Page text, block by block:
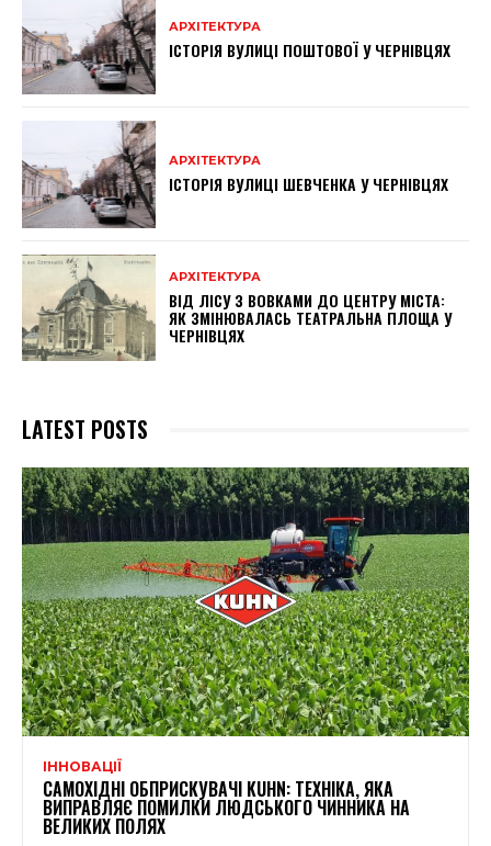
АРХІТЕКТУРА
ІСТОРІЯ ВУЛИЦІ ПОШТОВОЇ У ЧЕРНІВЦЯХ
АРХІТЕКТУРА
ІСТОРІЯ ВУЛИЦІ ШЕВЧЕНКА У ЧЕРНІВЦЯХ
АРХІТЕКТУРА
ВІД ЛІСУ З ВОВКАМИ ДО ЦЕНТРУ МІСТА:
ЯК ЗМІНЮВАЛАСЬ ТЕАТРАЛЬНА ПЛОЩА У
ЧЕРНІВЦЯХ
LATEST POSTS
ІННОВАЦІЇ
САМОХІДНІ ОБПРИСКУВАЧІ KUHN: ТЕХНІКА, ЯКА
ВИПРАВЛЯЄ ПОМИЛКИ ЛЮДСЬКОГО ЧИННИКА НА
ВЕЛИКИХ ПОЛЯХ